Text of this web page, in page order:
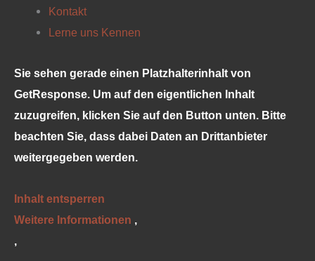
Kontakt
Lerne uns Kennen
Sie sehen gerade einen Platzhalterinhalt von
GetResponse. Um auf den eigentlichen Inhalt
zuzugreifen, klicken Sie auf den Button unten. Bitte
beachten Sie, dass dabei Daten an Drittanbieter
weitergegeben werden.
Inhalt entsperren
Weitere Informationen ‚
‚